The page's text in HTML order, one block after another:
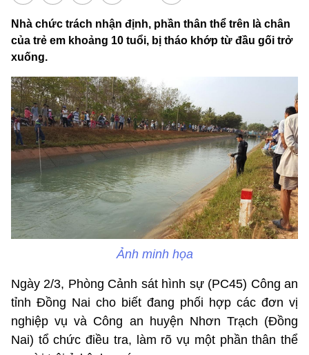
Nhà chức trách nhận định, phần thân thể trên là chân
của trẻ em khoảng 10 tuổi, bị tháo khớp từ đầu gối trở
xuống.
Ảnh minh họa
Ngày 2/3, Phòng Cảnh sát hình sự (PC45) Công an
tỉnh Đồng Nai cho biết đang phối hợp các đơn vị
nghiệp vụ và Công an huyện Nhơn Trạch (Đồng
Nai) tổ chức điều tra, làm rõ vụ một phần thân thể